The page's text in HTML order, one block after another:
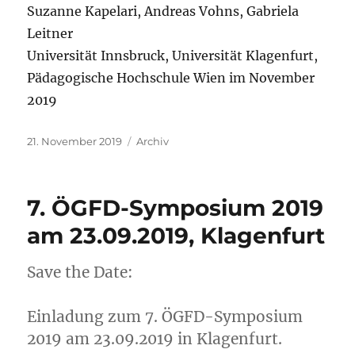
Suzanne Kapelari, Andreas Vohns, Gabriela
Leitner
Universität Innsbruck, Universität Klagenfurt,
Pädagogische Hochschule Wien im November
2019
Veröffentlicht
21. November 2019 Kategorien
Archiv
7. ÖGFD-Symposium 2019
am 23.09.2019, Klagenfurt
Save the Date:
Einladung zum 7. ÖGFD-Symposium
2019 am 23.09.2019 in Klagenfurt.